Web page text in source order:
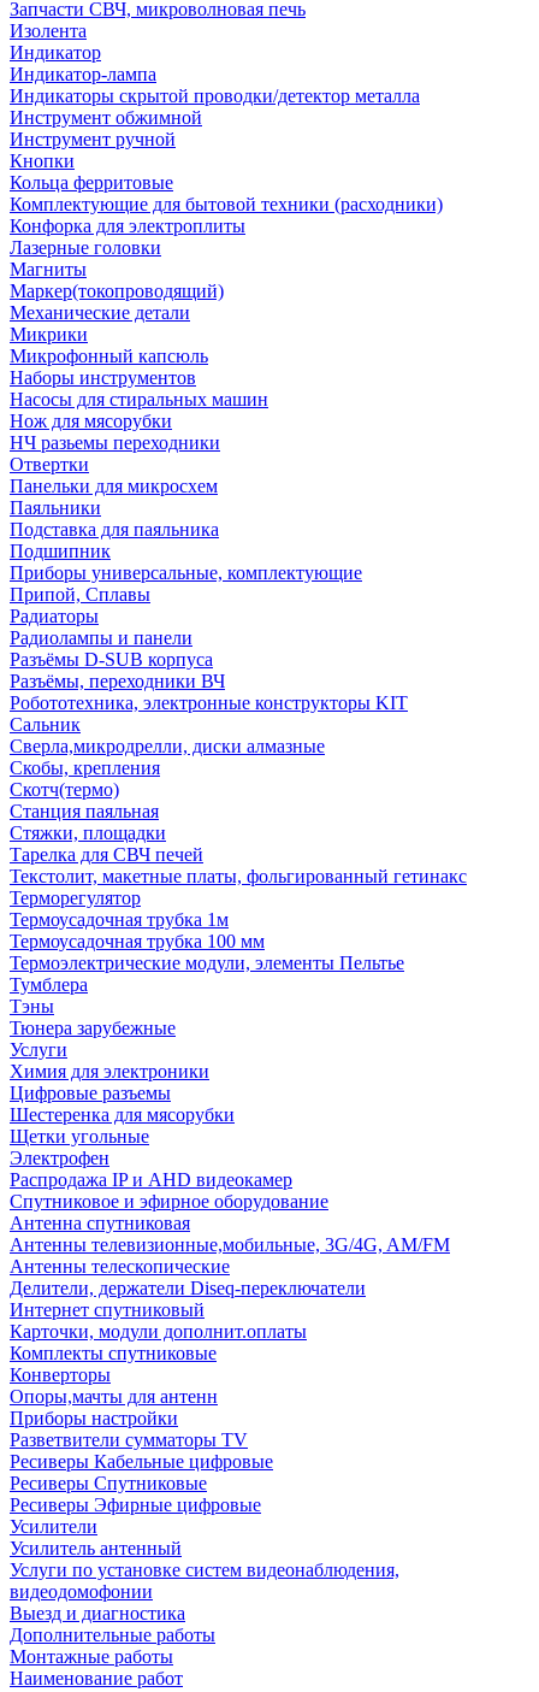
Запчасти СВЧ, микроволновая печь
Изолента
Индикатор
Индикатор-лампа
Индикаторы скрытой проводки/детектор металла
Инструмент обжимной
Инструмент ручной
Кнопки
Кольца ферритовые
Комплектующие для бытовой техники (расходники)
Конфорка для электроплиты
Лазерные головки
Магниты
Маркер(токопроводящий)
Механические детали
Микрики
Микрофонный капсюль
Наборы инструментов
Насосы для стиральных машин
Нож для мясорубки
НЧ разьемы переходники
Отвертки
Панельки для микросхем
Паяльники
Подставка для паяльника
Подшипник
Приборы универсальные, комплектующие
Припой, Сплавы
Радиаторы
Радиолампы и панели
Разъёмы D-SUB корпуса
Разъёмы, переходники ВЧ
Робототехника, электронные конструкторы KIT
Сальник
Сверла,микродрелли, диски алмазные
Скобы, крепления
Скотч(термо)
Станция паяльная
Стяжки, площадки
Тарелка для СВЧ печей
Текстолит, макетные платы, фольгированный гетинакс
Терморегулятор
Термоусадочная трубка 1м
Термоусадочная трубка 100 мм
Термоэлектрические модули, элементы Пельтье
Тумблера
Тэны
Тюнера зарубежные
Услуги
Химия для электроники
Цифровые разъемы
Шестеренка для мясорубки
Щетки угольные
Электрофен
Распродажа IP и AHD видеокамер
Спутниковое и эфирное оборудование
Антенна спутниковая
Антенны телевизионные,мобильные, 3G/4G, AM/FM
Антенны телескопические
Делители, держатели Diseq-переключатели
Интернет спутниковый
Карточки, модули дополнит.оплаты
Комплекты спутниковые
Конверторы
Опоры,мачты для антенн
Приборы настройки
Разветвители сумматоры TV
Ресиверы Кабельные цифровые
Ресиверы Спутниковые
Ресиверы Эфирные цифровые
Усилители
Усилитель антенный
Услуги по установке систем видеонаблюдения,
видеодомофонии
Выезд и диагностика
Дополнительные работы
Монтажные работы
Наименование работ